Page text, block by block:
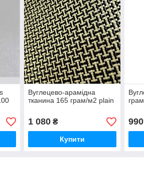
Вуглецево-арамідна
тканина 165 грам/м2 plain
1 080₴
Купити
990